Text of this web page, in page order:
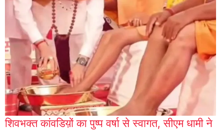
शिवभक्त कांवडिय़ों का पुष्प वर्षा से स्वागत, सीएम धामी ने